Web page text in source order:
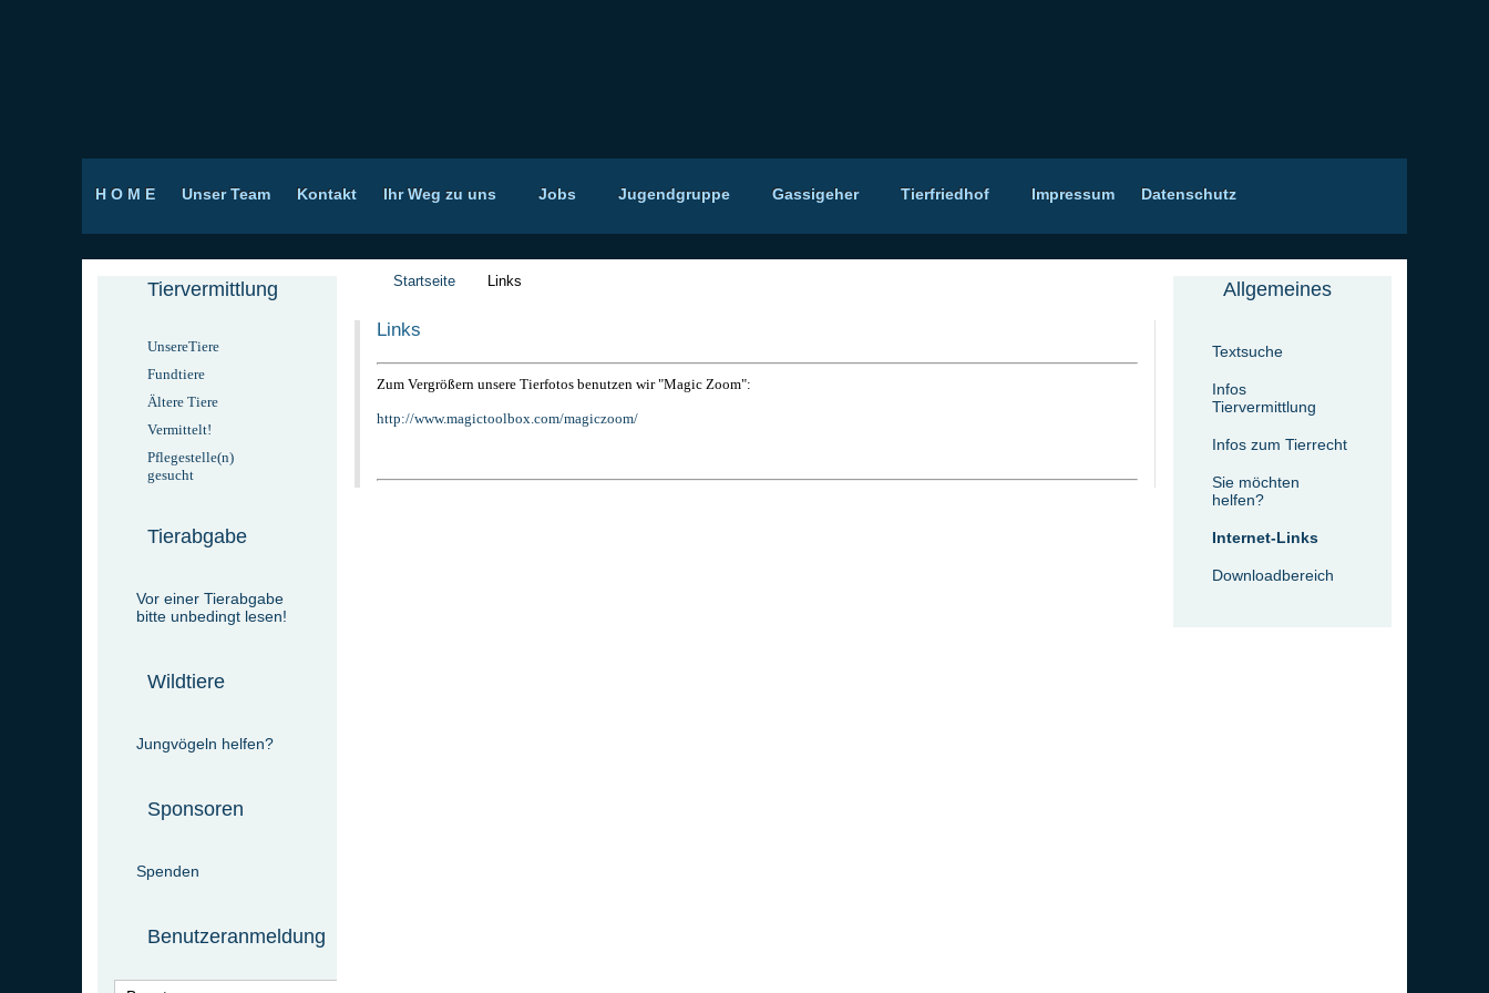
H O M E Unser Team Kontakt Ihr Weg zu uns Jobs Jugendgruppe Gassigeher Tierfriedhof Impressum Datenschutz
Startseite Links
Links
Zum Vergrößern unsere Tierfotos benutzen wir "Magic Zoom":
http://www.magictoolbox.com/magiczoom/
Tiervermittlung
UnsereTiere
Fundtiere
Ältere Tiere
Vermittelt!
Pflegestelle(n)
gesucht
Tierabgabe
Vor einer Tierabgabe
bitte unbedingt lesen!
Wildtiere
Jungvögeln helfen?
Sponsoren
Spenden
Benutzeranmeldung
Allgemeines
Textsuche
Infos
Tiervermittlung
Infos zum Tierrecht
Sie möchten
helfen?
Internet-Links
Downloadbereich